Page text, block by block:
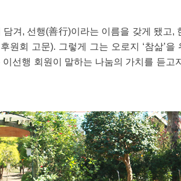
겨, 선행(善行)이라는 이름을 갖게 됐고,
원회 고문). 그렇게 그는 오로지 ‘참삶’
선행 회원이 말하는 나눔의 가치를 듣고